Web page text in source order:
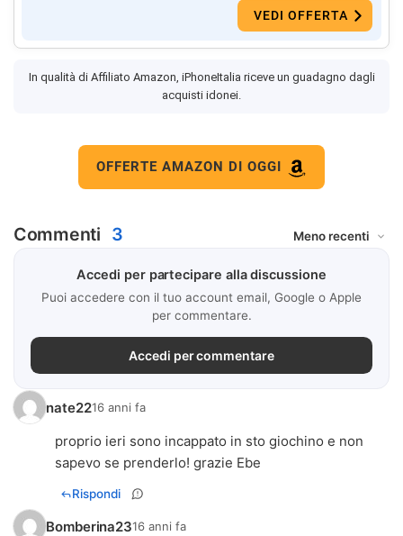
VEDI OFFERTA
In qualità di Affiliato Amazon, iPhoneItalia riceve un guadagno dagli
acquisti idonei.
OFFERTE AMAZON DI OGGI
Commenti 3
Accedi per partecipare alla discussione
Puoi accedere con il tuo account email, Google o Apple
per commentare.
Accedi per commentare
nate2216 anni fa
proprio ieri sono incappato in sto giochino e non
sapevo se prenderlo! grazie Ebe
Rispondi
Bomberina2316 anni fa